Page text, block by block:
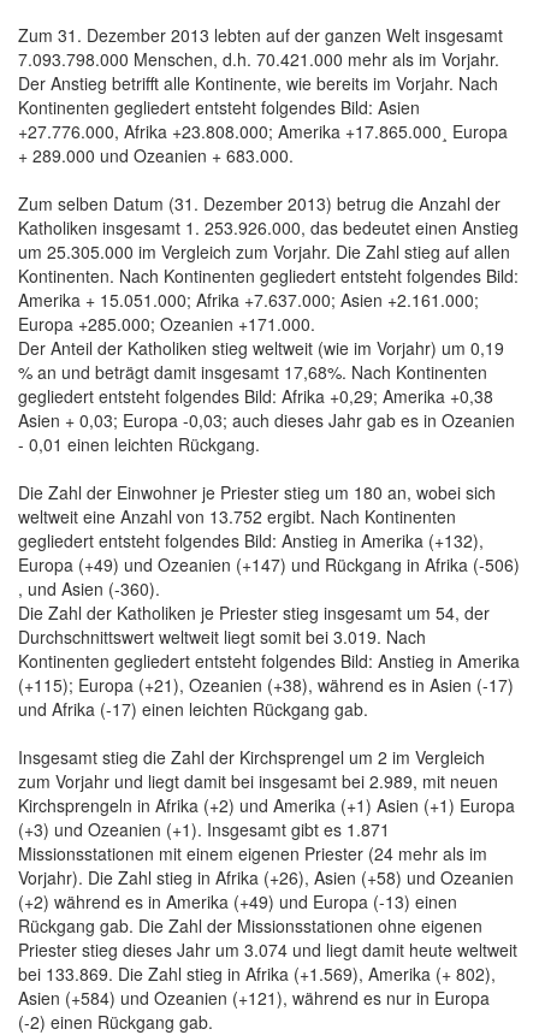
Zum 31. Dezember 2013 lebten auf der ganzen Welt insgesamt
7.093.798.000 Menschen, d.h. 70.421.000 mehr als im Vorjahr.
Der Anstieg betrifft alle Kontinente, wie bereits im Vorjahr. Nach
Kontinenten gegliedert entsteht folgendes Bild: Asien
+27.776.000, Afrika +23.808.000; Amerika +17.865.000¸ Europa
+ 289.000 und Ozeanien + 683.000.
Zum selben Datum (31. Dezember 2013) betrug die Anzahl der
Katholiken insgesamt 1. 253.926.000, das bedeutet einen Anstieg
um 25.305.000 im Vergleich zum Vorjahr. Die Zahl stieg auf allen
Kontinenten. Nach Kontinenten gegliedert entsteht folgendes Bild:
Amerika + 15.051.000; Afrika +7.637.000; Asien +2.161.000;
Europa +285.000; Ozeanien +171.000.
Der Anteil der Katholiken stieg weltweit (wie im Vorjahr) um 0,19
% an und beträgt damit insgesamt 17,68%. Nach Kontinenten
gegliedert entsteht folgendes Bild: Afrika +0,29; Amerika +0,38
Asien + 0,03; Europa -0,03; auch dieses Jahr gab es in Ozeanien
- 0,01 einen leichten Rückgang.
Die Zahl der Einwohner je Priester stieg um 180 an, wobei sich
weltweit eine Anzahl von 13.752 ergibt. Nach Kontinenten
gegliedert entsteht folgendes Bild: Anstieg in Amerika (+132),
Europa (+49) und Ozeanien (+147) und Rückgang in Afrika (-506)
, und Asien (-360).
Die Zahl der Katholiken je Priester stieg insgesamt um 54, der
Durchschnittswert weltweit liegt somit bei 3.019. Nach
Kontinenten gegliedert entsteht folgendes Bild: Anstieg in Amerika
(+115); Europa (+21), Ozeanien (+38), während es in Asien (-17)
und Afrika (-17) einen leichten Rückgang gab.
Insgesamt stieg die Zahl der Kirchsprengel um 2 im Vergleich
zum Vorjahr und liegt damit bei insgesamt bei 2.989, mit neuen
Kirchsprengeln in Afrika (+2) und Amerika (+1) Asien (+1) Europa
(+3) und Ozeanien (+1). Insgesamt gibt es 1.871
Missionsstationen mit einem eigenen Priester (24 mehr als im
Vorjahr). Die Zahl stieg in Afrika (+26), Asien (+58) und Ozeanien
(+2) während es in Amerika (+49) und Europa (-13) einen
Rückgang gab. Die Zahl der Missionsstationen ohne eigenen
Priester stieg dieses Jahr um 3.074 und liegt damit heute weltweit
bei 133.869. Die Zahl stieg in Afrika (+1.569), Amerika (+ 802),
Asien (+584) und Ozeanien (+121), während es nur in Europa
(-2) einen Rückgang gab.